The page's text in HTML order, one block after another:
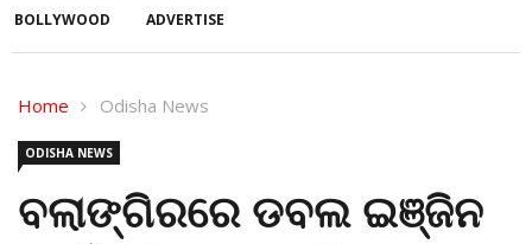
BOLLYWOOD ADVERTISE
Home Odisha News
ODISHA NEWS
ବଲାଙ୍ଗିରରେ ଡବଲ ଇଞ୍ଜିନ